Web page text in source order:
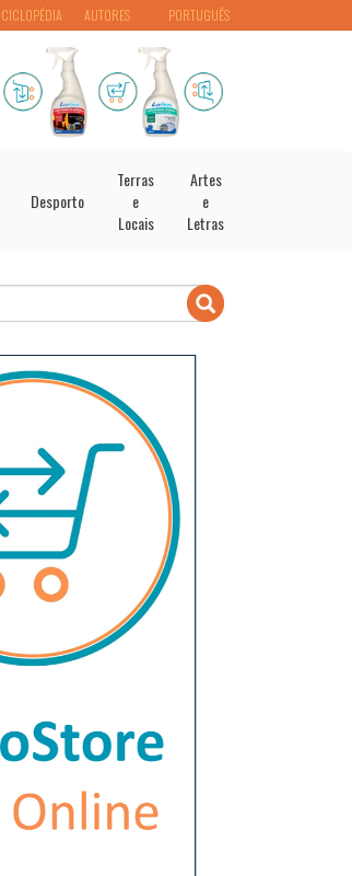
PORTUGUÊS
AUTORES
Desporto
Terras
e
Locais
Artes
e
Letras